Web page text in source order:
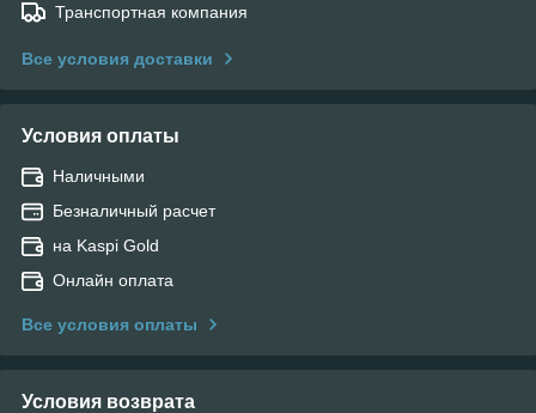
Транспортная компания
Все условия доставки
Условия оплаты
Наличными
Безналичный расчет
на Kaspi Gold
Онлайн оплата
Все условия оплаты
Условия возврата